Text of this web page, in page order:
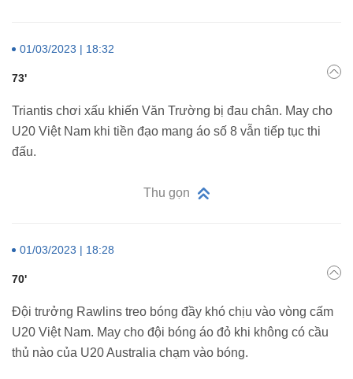
01/03/2023 | 18:32
73'
Triantis chơi xấu khiến Văn Trường bị đau chân. May cho
U20 Việt Nam khi tiền đạo mang áo số 8 vẫn tiếp tục thi
đấu.
Thu gọn
01/03/2023 | 18:28
70'
Đội trưởng Rawlins treo bóng đầy khó chịu vào vòng cấm
U20 Việt Nam. May cho đội bóng áo đỏ khi không có cầu
thủ nào của U20 Australia chạm vào bóng.